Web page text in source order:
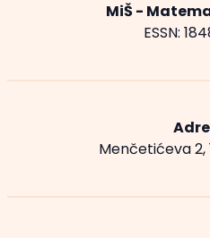
MiŠ -
ESSN:
Menčetićeva 2,